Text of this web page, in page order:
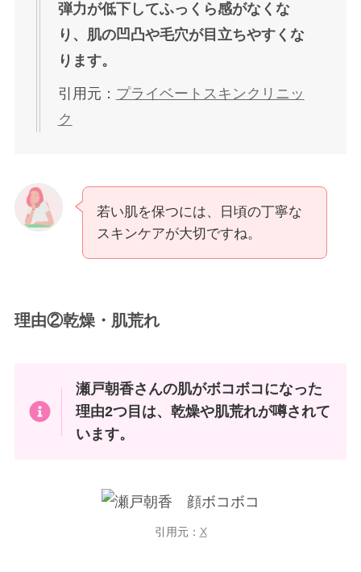
弾力が低下してふっくら感がなくな
り、肌の凹凸や毛穴が目立ちやすくな
ります。
引用元： プライベートスキンクリニッ
ク
若い肌を保つには、日頃の丁寧な
スキンケアが大切ですね。
理由②乾燥・肌荒れ
瀬戸朝香さんの肌がボコボコになった
理由2つ目は、乾燥や肌荒れが噂されて
います。
引用元： X